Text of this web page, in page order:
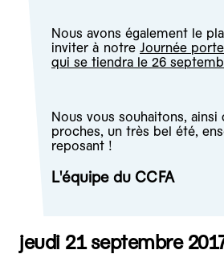
Nous avons également le
inviter à notre Journée
qui se tiendra le 26
Nous vous souhaitons, ainsi
proches, un très bel été,
reposant !
L'équipe du CCFA
jeudi 21 septembre